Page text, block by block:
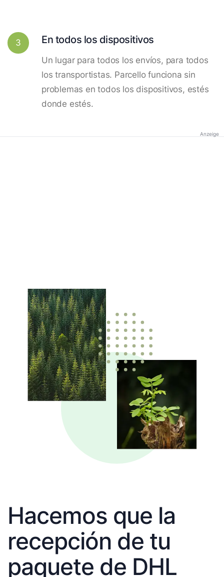
3 En todos los dispositivos
Un lugar para todos los envíos, para todos
los transportistas. Parcello funciona sin
problemas en todos los dispositivos, estés
donde estés.
Anzeige
Hacemos que la
recepción de tu
paquete de DHL